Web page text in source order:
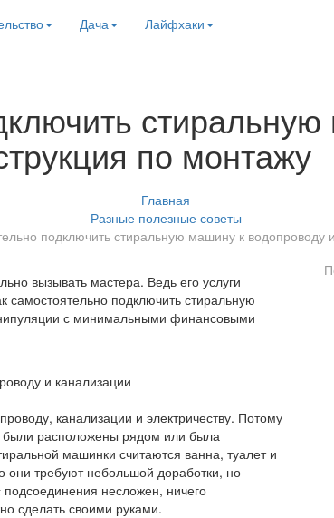
Дача Лайфхаки
по монтажу
Главная
Разные полезные советы
подключить стиральную машину к водопроводу
вызывать мастера. Ведь его услуги
подключить стиральную
с минимальными финансовыми
канализации и электричеству. Потому
были расположены рядом или была
машинки считаются ванна, туалет и
требуют небольшой доработки, но
несложен, ничего
сделать своими руками.